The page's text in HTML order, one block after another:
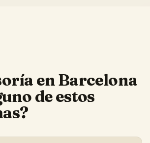
enBarcelona
de estos